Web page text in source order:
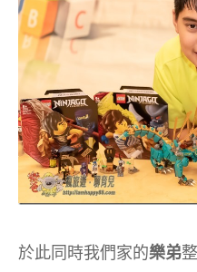
於此同時我們家的樂弟